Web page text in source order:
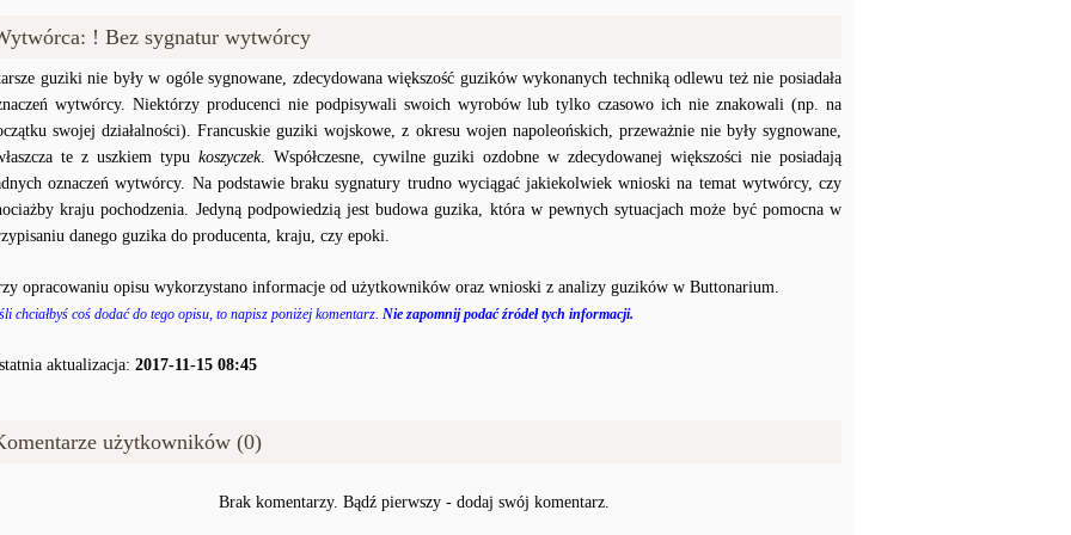
! Bez sygnatur wytwórcy
guziki nie były w ogóle sygnowane, zdecydowana większość guzików wykonanych techniką odlewu też nie posiadała
wytwórcy. Niektórzy producenci nie podpisywali swoich wyrobów lub tylko czasowo ich nie znakowali (np. na
swojej działalności). Francuskie guziki wojskowe, z okresu wojen napoleońskich, przeważnie nie były sygnowane,
te z uszkiem typu koszyczek. Współczesne, cywilne guziki ozdobne w zdecydowanej większości nie posiadają
oznaczeń wytwórcy. Na podstawie braku sygnatury trudno wyciągać jakiekolwiek wnioski na temat wytwórcy, czy
kraju pochodzenia. Jedyną podpowiedzią jest budowa guzika, która w pewnych sytuacjach może być pomocna w
danego guzika do producenta, kraju, czy epoki.
opracowaniu opisu wykorzystano informacje od użytkowników oraz wnioski z analizy guzików w Buttonarium.
chciałbyś coś dodać do tego opisu, to napisz poniżej komentarz. Nie zapomnij podać źródeł tych informacji.
aktualizacja: 2017-11-15 08:45
użytkowników (0)
Brak komentarzy. Bądź pierwszy - dodaj swój komentarz.